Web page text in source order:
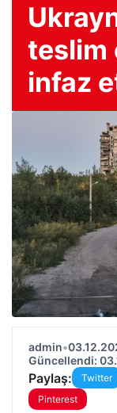
teslim
infaz
admin•
Güncellendi:
Paylaş: Twitter
Pinterest